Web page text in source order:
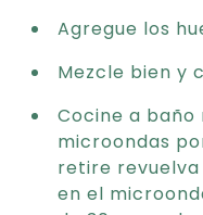
Agregue los
Mezcle bien y
Cocine a
microondas
retire
en el